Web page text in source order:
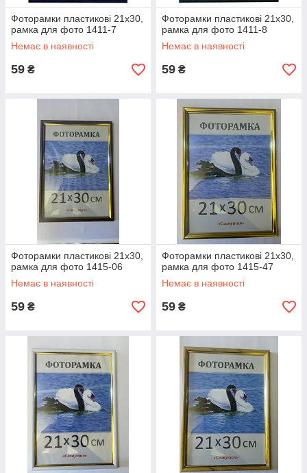
Фоторамки пластикові 21х30,
рамка для фото 1411-7
Немає в наявності
59 ₴
Фоторамки пластикові 21х30,
рамка для фото 1411-8
Немає в наявності
59 ₴
Фоторамки пластикові 21х30,
рамка для фото 1415-06
Немає в наявності
59 ₴
Фоторамки пластикові 21х30,
рамка для фото 1415-47
Немає в наявності
59 ₴